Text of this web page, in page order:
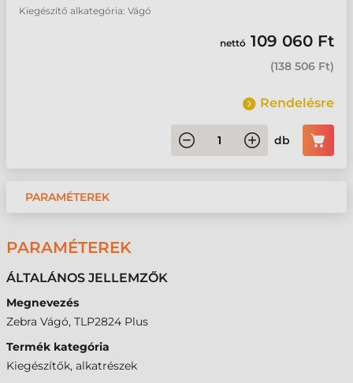
Kiegészítő alkategória: Vágó
nettó 109 060 Ft
(138 506 Ft)
Rendelésre
db
PARAMÉTEREK
PARAMÉTEREK
ÁLTALÁNOS JELLEMZŐK
Megnevezés
Zebra Vágó, TLP2824 Plus
Termék kategória
Kiegészítők, alkatrészek